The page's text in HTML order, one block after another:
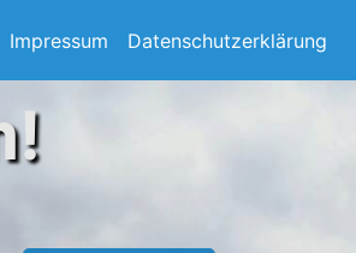
Impressum Datenschutzerklärung